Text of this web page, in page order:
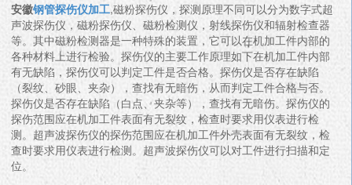
安徽钢管探伤仪加工,磁粉探伤仪，探测原理不同可以分为数字式超
声波探伤仪，磁粉探伤仪、磁粉检测仪，射线探伤仪和辐射检查器
等。其中磁粉检测器是一种特殊的装置，它可以在机加工件内部的
各种材料上进行检验。探伤仪的主要工作原理如下在机加工件内部
有无缺陷，探伤仪可以判定工件是否合格。探伤仪是否存在缺陷
（裂纹、砂眼、夹杂），查找有无暗伤，从而判定工件合格与否。
探伤仪是否存在缺陷（白点、夹杂等），查找有无暗伤。探伤仪的
探伤范围应在机加工件表面有无裂纹，检查时要求用仪表进行检
测。超声波探伤仪的探伤范围应在机加工件外壳表面有无裂纹，检
查时要求用仪表进行检测。超声波探伤仪可以对工件进行扫描和定
位。